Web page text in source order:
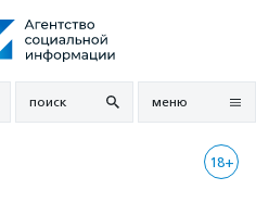
поиск меню
18+